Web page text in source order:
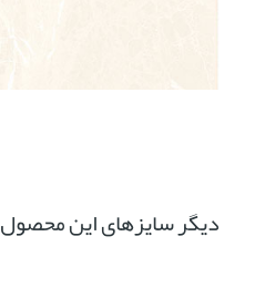
دیگر سایزهای این محصول